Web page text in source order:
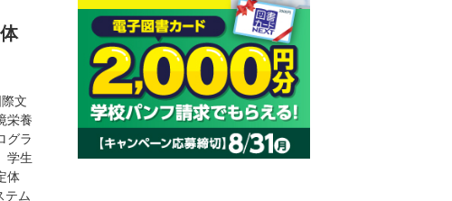
文
栄養
グラ
学生
体
テム
学部学科紹介